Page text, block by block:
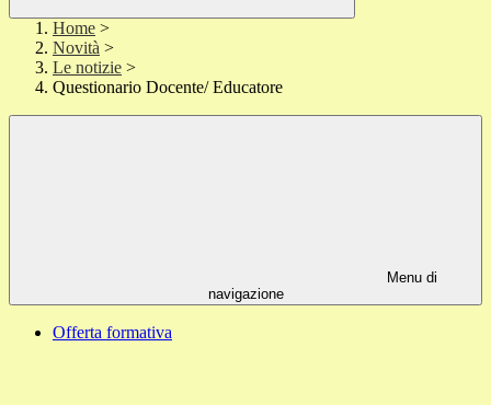
Home >
Novità >
Le notizie >
Questionario Docente/ Educatore
Menu di
navigazione
Offerta formativa